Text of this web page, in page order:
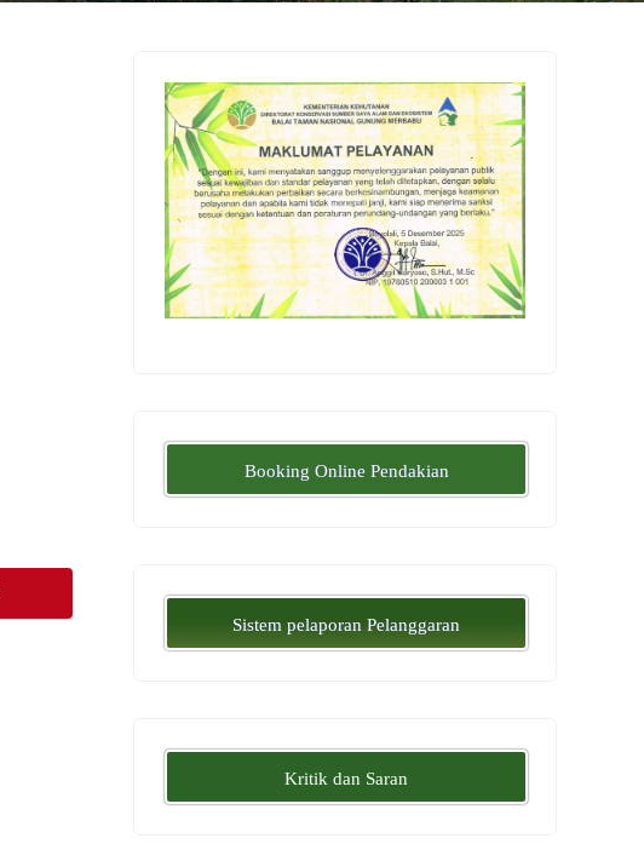
Booking Online Pendakian
Sistem pelaporan Pelanggaran
Kritik dan Saran